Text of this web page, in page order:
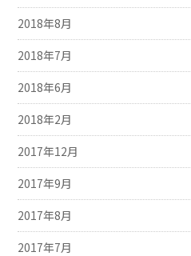
2018年8月
2018年7月
2018年6月
2018年2月
2017年12月
2017年9月
2017年8月
2017年7月